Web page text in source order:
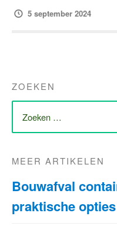
5 september 2024
ZOEKEN
ZOEK
NAAR:
MEER ARTIKELEN
Bouwafval
praktische opties